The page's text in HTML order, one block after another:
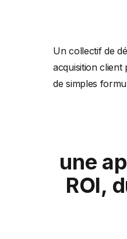
Un collectif de
acquisition
de simples
une
ROI,